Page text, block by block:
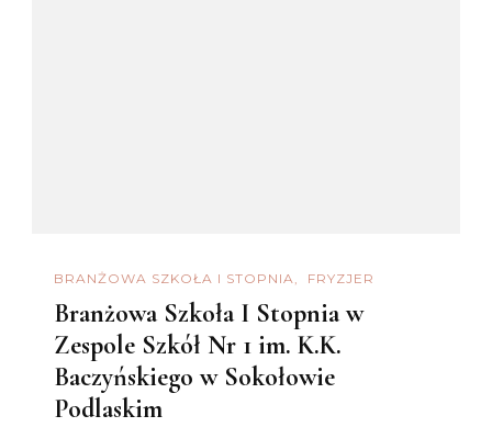
BRANŻOWA SZKOŁA I STOPNIA FRYZJER
Branżowa Szkoła I Stopnia w
Zespole Szkół Nr 1 im. K.K.
Baczyńskiego w Sokołowie
Podlaskim